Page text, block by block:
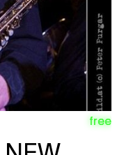
free